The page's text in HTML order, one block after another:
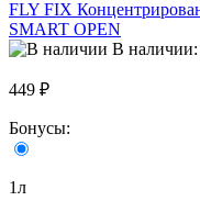
FLY FIX
SMART OPEN
В
449 ₽
Бонусы:
1л